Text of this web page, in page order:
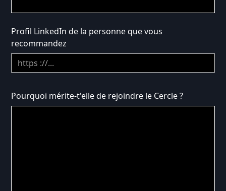
Profil LinkedIn de la personne que vous
recommandez
Pourquoi mérite-t'elle de rejoindre le Cercle ?